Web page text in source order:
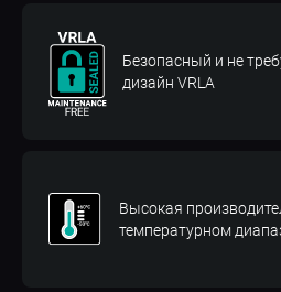
Безопасный и не
дизайн VRLA
Высокая
температурном